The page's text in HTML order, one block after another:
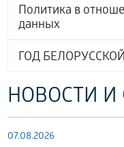
Политика в
данных
ГОД
НОВОСТИ И
07.08.2026